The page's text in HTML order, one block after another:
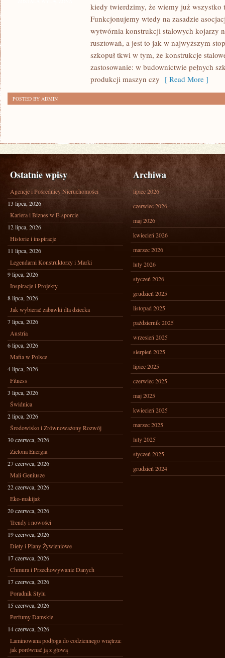
INTERESUJĄCE
kiedy twierdzimy, że wiemy już wszystko
Funkcjonujemy wtedy na zasadzie
wytwórnia konstrukcji stalowych kojarzy
rusztowań, a jest to jak w najwyższym
szkopuł tkwi w tym, że konstrukcje
zastosowanie: w budownictwie pełnych
produkcji maszyn czy [ Read More ]
POSTED BY ADMIN
Ostatnie wpisy
Agencje i Pośrednicy Nieruchomości
13 lipca, 2026
Kariera i Biznes w E-sporcie
12 lipca, 2026
Historie i inspiracje
11 lipca, 2026
Legendarni Konstruktorzy i Marki
9 lipca, 2026
Inspiracje i Projekty
8 lipca, 2026
Jak wybierać zabawki dla dziecka
7 lipca, 2026
Austria
6 lipca, 2026
Mafia w Polsce
4 lipca, 2026
Fitness
3 lipca, 2026
Świdnica
2 lipca, 2026
Środowisko i Zrównoważony Rozwój
30 czerwca, 2026
Zielona Energia
27 czerwca, 2026
Mali Geniusze
22 czerwca, 2026
Eko-makijaż
20 czerwca, 2026
Trendy i nowości
19 czerwca, 2026
Diety i Plany Żywieniowe
17 czerwca, 2026
Chmura i Przechowywanie Danych
17 czerwca, 2026
Poradnik Stylu
15 czerwca, 2026
Perfumy Damskie
14 czerwca, 2026
Laminowana podłoga do codziennego wnętrza:
jak porównać ją z głową
Archiwa
lipiec 2026
czerwiec 2026
maj 2026
kwiecień 2026
marzec 2026
luty 2026
styczeń 2026
grudzień 2025
listopad 2025
październik 2025
wrzesień 2025
sierpień 2025
lipiec 2025
czerwiec 2025
maj 2025
kwiecień 2025
marzec 2025
luty 2025
styczeń 2025
grudzień 2024